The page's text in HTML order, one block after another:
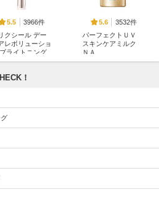
5.5
3966件
クシール デー
レボリューショ
ライトニング
クシール
5.6
3532件
パーフェクトＵＶ
スキンケアミルク
ＮＡ
II
！